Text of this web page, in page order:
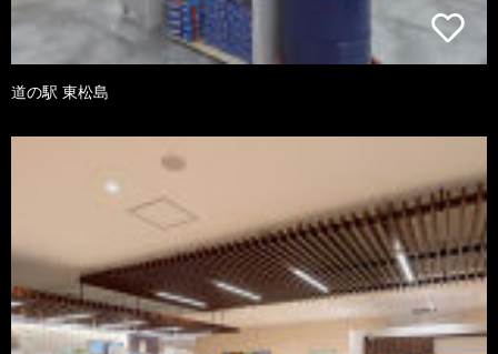
道の駅 東松島